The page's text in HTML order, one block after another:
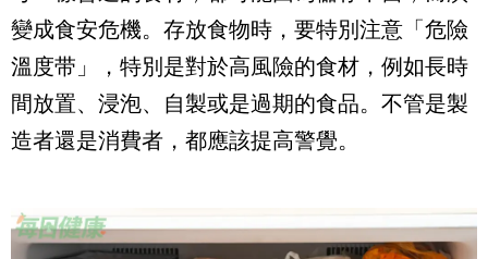
變成食安危機。存放食物時，要特別注意「危險
溫度带」，特別是對於高風險的食材，例如長時
間放置、浸泡、自製或是過期的食品。不管是製
造者還是消費者，都應該提高警覺。